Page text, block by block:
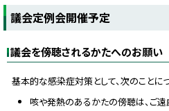
o
u
議会定例会開催予定
議会を傍聴されるかたへのお願い
基本的な感染症対策として、次のことに
咳や発熱のあるかたの傍聴は、ご遠